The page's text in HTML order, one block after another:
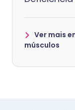
Ver mais
músculos